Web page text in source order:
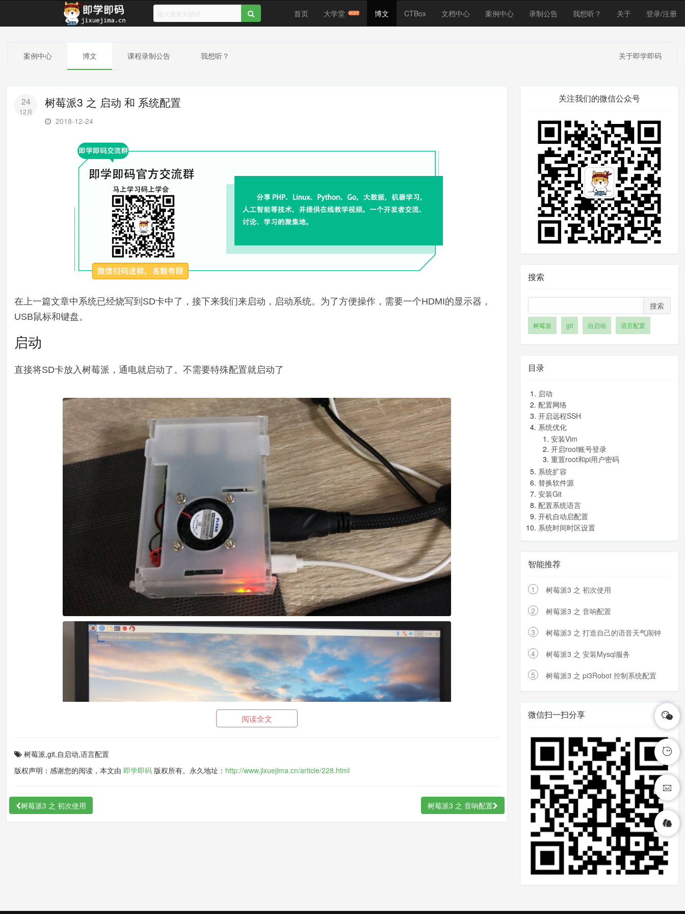
首页 大学堂 博文 CTBox 文档中心 案例中心 录制公告 我想听？ 关于 登录/注册
案例中心 博文 课程录制公告 我想听？ 关于即学即码
24
12月
树莓派3 之 启动 和 系统配置
2018-12-24
在上一篇文章中系统已经烧写到SD卡中了，接下来我们来启动，启动系统。为了方便操作，需要一个HDMI的显示器，
USB鼠标和键盘。
启动
直接将SD卡放入树莓派，通电就启动了。不需要特殊配置就启动了
阅读全文
树莓派,git,自启动,语言配置
版权声明：感谢您的阅读，本文由 即学即码 版权所有。永久地址： http://www.jixuejima.cn/article/228.html
树莓派3 之 初次使用 树莓派3 之 音响配置
关注我们的微信公众号
搜索
搜索
树莓派 git 自启动 语言配置
目录
启动
配置网络
开启远程SSH
系统优化
安装Vim
开启root账号登录
重置root和pi用户密码
系统扩容
替换软件源
安装Git
配置系统语言
开机自动启配置
系统时间时区设置
智能推荐
1 树莓派3 之 初次使用
2 树莓派3 之 音响配置
3 树莓派3 之 打造自己的语音天气闹钟
4 树莓派3 之 安装Mysql服务
5 树莓派3 之 pi3Robot 控制系统配置
微信扫一扫分享